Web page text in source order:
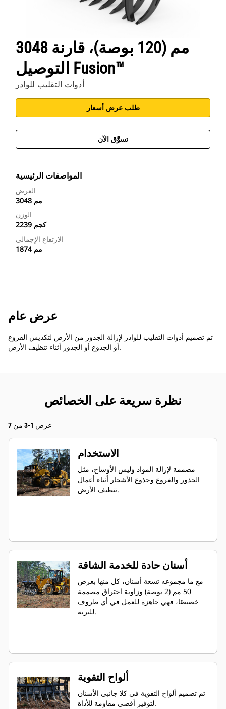
3048 مم (120 بوصة)، قارنة
التوصيل Fusion™
أدوات التقليب للوادر
طلب عرض أسعار
تسوَّق الآن
المواصفات الرئيسية
العرض
3048 مم
الوزن
2239 كجم
الارتفاع الإجمالي
1874 مم
عرض عام
تم تصميم أدوات التقليب للوادر لإزالة الجذور من الأرض لتكديس الفروع
أو الجذوع أو الجذور أثناء تنظيف الأرض.
نظرة سريعة على الخصائص
عرض 1-3 من 7
الاستخدام
مصممة لإزالة المواد وليس الأوساخ، مثل
الجذور والفروع وجذوع الأشجار أثناء أعمال
تنظيف الأرض.
أسنان حادة للخدمة الشاقة
مع ما مجموعه تسعة أسنان، كل منها بعرض
50 مم (2 بوصة) وزاوية اختراق مصممة
خصيصًا، فهي جاهزة للعمل في أي ظروف
للتربة.
ألواح التقوية
تم تصميم ألواح التقوية في كلا جانبي الأسنان
لتوفير أقصى مقاومة للأداة.